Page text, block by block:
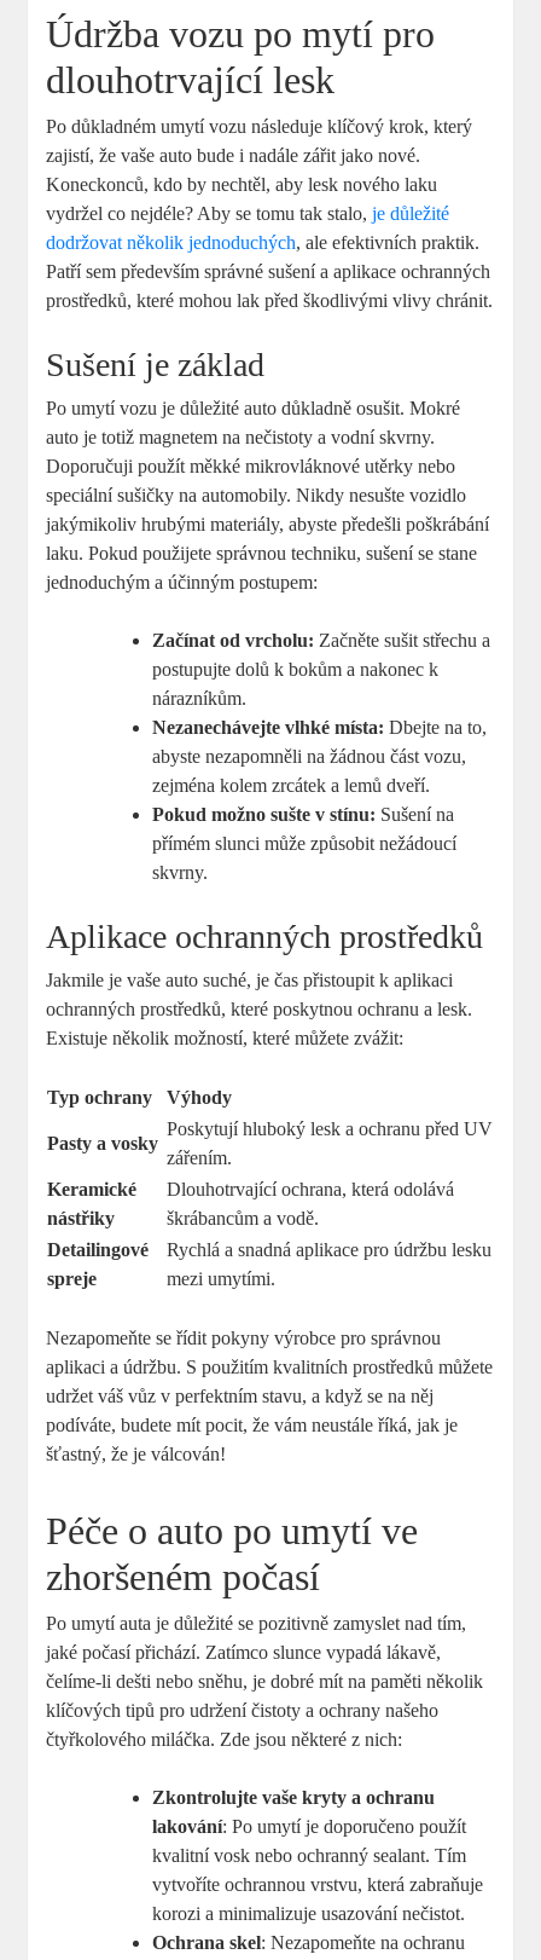
Údržba vozu po mytí pro
dlouhotrvající lesk
Po důkladném umytí vozu následuje klíčový krok, který
zajistí, že vaše auto bude i nadále zářit jako nové.
Koneckonců, kdo by nechtěl, aby lesk nového laku
vydržel co nejdéle? Aby se tomu tak stalo,je důležité
dodržovat několik jednoduchých, ale efektivních praktik.
Patří sem především správné sušení a aplikace ochranných
prostředků, které mohou lak před škodlivými vlivy chránit.
Sušení je základ
Po umytí vozu je důležité auto důkladně osušit. Mokré
auto je totiž magnetem na nečistoty a vodní skvrny.
Doporučuji použít měkké mikrovláknové utěrky nebo
speciální sušičky na automobily. Nikdy nesušte vozidlo
jakýmikoliv hrubými materiály, abyste předešli poškrábání
laku. Pokud použijete správnou techniku, sušení se stane
jednoduchým a účinným postupem:
Začínat od vrcholu: Začněte sušit střechu a
postupujte dolů k bokům a nakonec k
nárazníkům.
Nezanechávejte vlhké místa: Dbejte na to,
abyste nezapomněli na žádnou část vozu,
zejména kolem zrcátek a lemů dveří.
Pokud možno sušte v stínu: Sušení na
přímém slunci může způsobit nežádoucí
skvrny.
Aplikace ochranných prostředků
Jakmile je vaše auto suché, je čas přistoupit k aplikaci
ochranných prostředků, které poskytnou ochranu a lesk.
Existuje několik možností, které můžete zvážit:
Typ ochrany Výhody
Pasty a vosky
Poskytují hluboký lesk a ochranu před UV
zářením.
Keramické
nástřiky
Dlouhotrvající ochrana, která odolává
škrábancům a vodě.
Detailingové
spreje
Rychlá a snadná aplikace pro údržbu lesku
mezi umytími.
Nezapomeňte se řídit pokyny výrobce pro správnou
aplikaci a údržbu. S použitím kvalitních prostředků můžete
udržet váš vůz v perfektním stavu, a když se na něj
podíváte, budete mít pocit, že vám neustále říká, jak je
šťastný, že je válcován!
Péče o auto po umytí ve
zhoršeném počasí
Po umytí auta je důležité se pozitivně zamyslet nad tím,
jaké počasí přichází. Zatímco slunce vypadá lákavě,
čelíme-li dešti nebo sněhu, je dobré mít na paměti několik
klíčových tipů pro udržení čistoty a ochrany našeho
čtyřkolového miláčka. Zde jsou některé z nich:
Zkontrolujte vaše kryty a ochranu
lakování: Po umytí je doporučeno použít
kvalitní vosk nebo ochranný sealant. Tím
vytvoříte ochrannou vrstvu, která zabraňuje
korozi a minimalizuje usazování nečistot.
Ochrana skel: Nezapomeňte na ochranu